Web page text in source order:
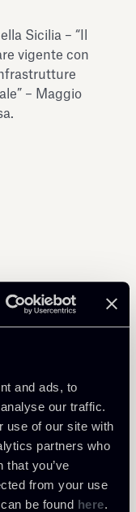
and ads, to
our traffic.
use of our site with
partners who
that you’ve
from your use
be found here.
Sicilia – “Il
vigente con
– Maggio